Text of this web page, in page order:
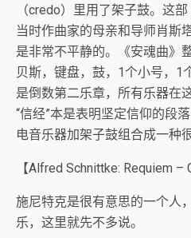
（credo）里用了架子鼓。这
当时作曲家的母亲和导师肖斯
是非常不平静的。《安魂曲》
贝斯，键盘，鼓，1个小号，1
是倒数第二乐章，所有乐器在
“信经”本是表明坚定信仰的段
电音乐器加架子鼓组合成一种
【Alfred Schnittke: Requiem –
施尼特克是很有意思的一个人
乐，这里就先不多说。